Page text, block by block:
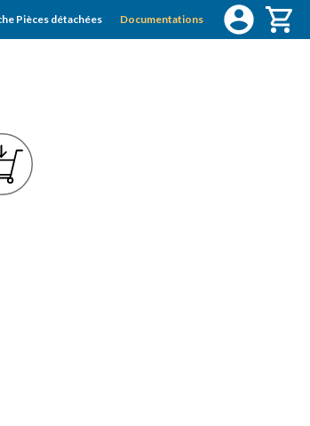
Pièces détachées Documentations